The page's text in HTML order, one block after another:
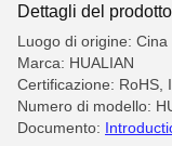
Dettagli del prodotto
Luogo di origine: Cina
Marca: HUALIAN
Certificazione: RoHS,
Numero di modello:
Documento: